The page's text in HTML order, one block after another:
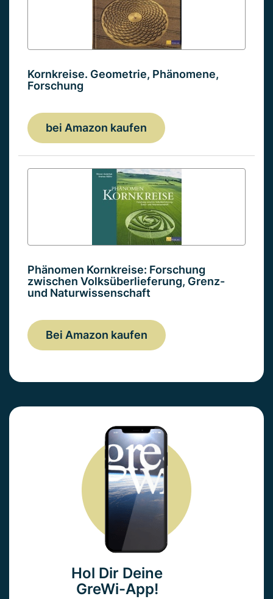
Kornkreise. Geometrie, Phänomene,
Forschung
bei Amazon kaufen
Phänomen Kornkreise: Forschung
zwischen Volksüberlieferung, Grenz-
und Naturwissenschaft
Bei Amazon kaufen
Hol Dir Deine
GreWi-App!